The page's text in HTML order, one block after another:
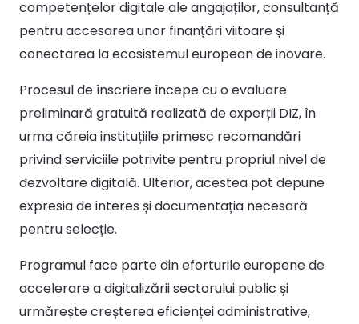
competențelor digitale ale angajaților, consultanță
pentru accesarea unor finanțări viitoare și
conectarea la ecosistemul european de inovare.
Procesul de înscriere începe cu o evaluare
preliminară gratuită realizată de experții DIZ, în
urma căreia instituțiile primesc recomandări
privind serviciile potrivite pentru propriul nivel de
dezvoltare digitală. Ulterior, acestea pot depune
expresia de interes și documentația necesară
pentru selecție.
Programul face parte din eforturile europene de
accelerare a digitalizării sectorului public și
urmărește creșterea eficienței administrative,